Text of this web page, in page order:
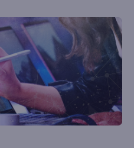
intuicyjna i prosta.